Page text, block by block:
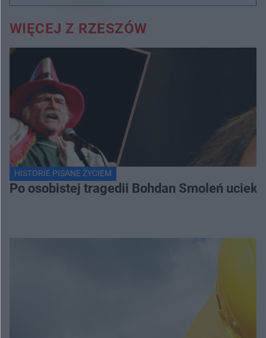
WIĘCEJ Z RZESZÓW
HISTORIE PISANE ŻYCIEM
Po osobistej tragedii Bohdan Smoleń